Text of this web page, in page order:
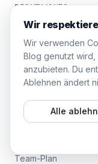
RECHTLICHES
Impressum
Datenschutzrichtlinie
Cookies verwalten
WAALAXY
Team-Plan
Wir
Wir verwenden
Blog genutzt wird,
anzubieten. Du
Ablehnen ändert
Alle